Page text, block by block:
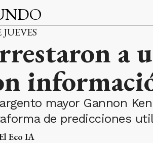
JUEVES
a
mayor Gannon
de predicciones
Eco IA